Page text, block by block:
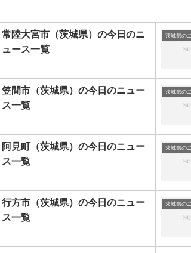
常陸大宮市（茨城県）の今日のニ
ュース一覧
笠間市（茨城県）の今日のニュー
ス一覧
阿見町（茨城県）の今日のニュー
ス一覧
行方市（茨城県）の今日のニュー
ス一覧